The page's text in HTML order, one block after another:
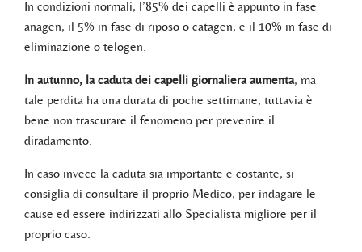
In condizioni normali, l’85% dei capelli è appunto in fase
anagen, il 5% in fase di riposo o catagen, e il 10% in fase di
eliminazione o telogen.
In autunno, la caduta dei capelli giornaliera aumenta, ma
tale perdita ha una durata di poche settimane, tuttavia è
bene non trascurare il fenomeno per prevenire il
diradamento.
In caso invece la caduta sia importante e costante, si
consiglia di consultare il proprio Medico, per indagare le
cause ed essere indirizzati allo Specialista migliore per il
proprio caso.